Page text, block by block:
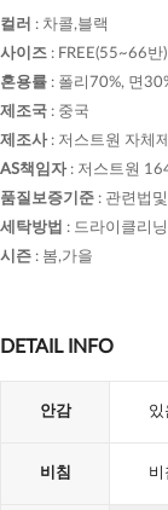
컬러 : 차콜,블랙
사이즈 : FREE(55~66반)
혼용률 : 폴리70%, 면
제조국 : 중국
제조사: 저스트원 자체
AS책임자: 저스트원
품질보증기준 : 관련법
세탁방법 : 드라이클리닝
시즌 : 봄,가을
DETAIL INFO
안감 있
비침 비